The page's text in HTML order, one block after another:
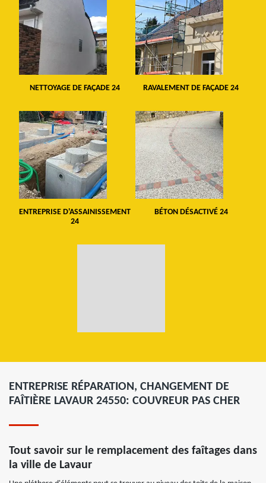
NETTOYAGE DE FAÇADE 24 RAVALEMENT DE FAÇADE 24
ENTREPRISE D'ASSAINISSEMENT
24
BÉTON DÉSACTIVÉ 24
ENTREPRISE RÉPARATION, CHANGEMENT DE
FAÎTIÈRE LAVAUR 24550: COUVREUR PAS CHER
Tout savoir sur le remplacement des faîtages dans
la ville de Lavaur